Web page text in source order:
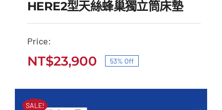
HERE2型天絲蜂巢獨立
HERE2型天絲蜂巢獨立筒床墊
Price:
原
始
NT$23,900
目
前
53% Off
SALE!